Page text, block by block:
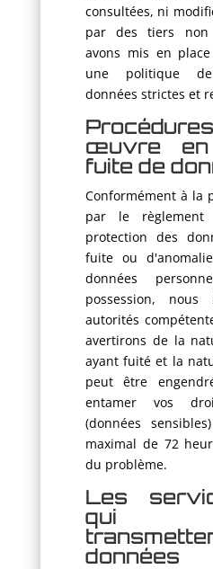
consultées, ni
par des tiers non
avons mis en
une politique
données strictes et
œuvre
fuite de
Conformément à la
par le
protection des
fuite ou
données
possession, nous
autorités
avertirons de la
ayant fuité et la
peut être
entamer vos
(données
maximal de 72
du problème.
Les
qui
données